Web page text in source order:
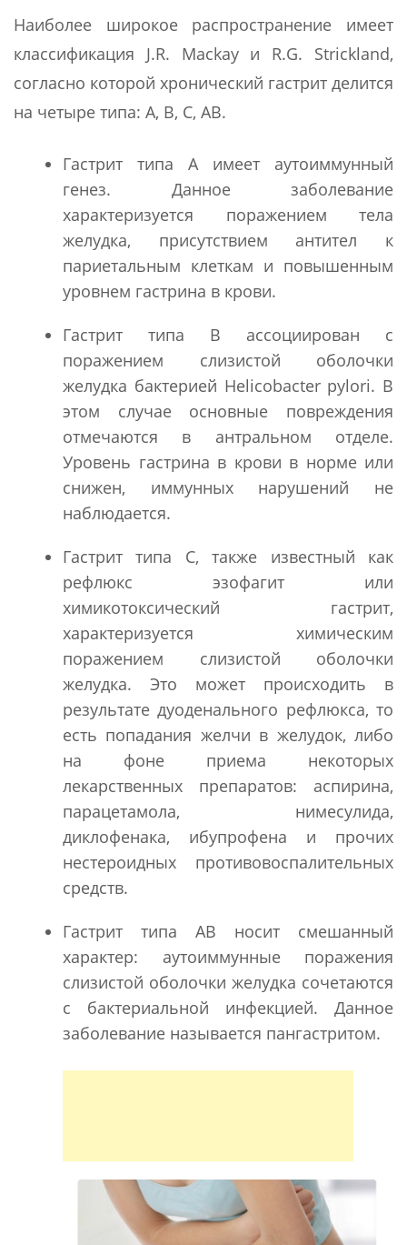
Наиболее широкое распространение имеет
классификация J.R. Mackay и R.G. Strickland,
согласно которой хронический гастрит делится
на четыре типа: А, В, С, АВ.
Гастрит типа А имеет аутоиммунный
генез. Данное заболевание
характеризуется поражением тела
желудка, присутствием антител к
париетальным клеткам и повышенным
уровнем гастрина в крови.
Гастрит типа В ассоциирован с
поражением слизистой оболочки
желудка бактерией Helicobacter pylori. В
этом случае основные повреждения
отмечаются в антральном отделе.
Уровень гастрина в крови в норме или
снижен, иммунных нарушений не
наблюдается.
Гастрит типа С, также известный как
рефлюкс эзофагит или
химикотоксический гастрит,
характеризуется химическим
поражением слизистой оболочки
желудка. Это может происходить в
результате дуоденального рефлюкса, то
есть попадания желчи в желудок, либо
на фоне приема некоторых
лекарственных препаратов: аспирина,
парацетамола, нимесулида,
диклофенака, ибупрофена и прочих
нестероидных противовоспалительных
средств.
Гастрит типа АВ носит смешанный
характер: аутоиммунные поражения
слизистой оболочки желудка сочетаются
с бактериальной инфекцией. Данное
заболевание называется пангастритом.